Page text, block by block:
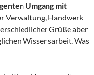
Umgang mit
Verwaltung, Handwerk
Grüße aber
Wissensarbeit. Was